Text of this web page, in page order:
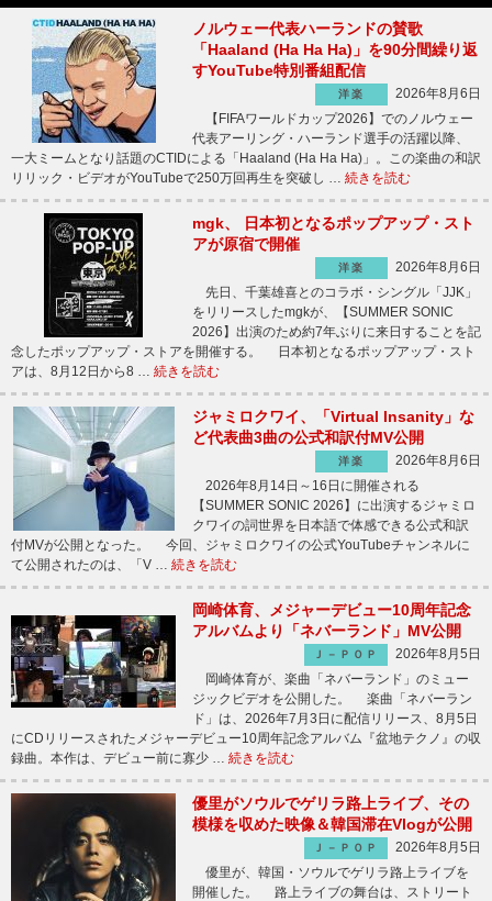
ノルウェー代表ハーランドの賛歌
「Haaland (Ha Ha Ha)」を90分間繰り返
すYouTube特別番組配信
洋楽
2026年8月6日
【FIFAワールドカップ2026】でのノルウェー
代表アーリング・ハーランド選手の活躍以降、
一大ミームとなり話題のCTIDによる「Haaland (Ha Ha Ha)」。この楽曲の和訳
リリック・ビデオがYouTubeで250万回再生を突破し … 続きを読む
mgk、 日本初となるポップアップ・スト
アが原宿で開催
洋楽
2026年8月6日
先日、千葉雄喜とのコラボ・シングル「JJK」
をリリースしたmgkが、【SUMMER SONIC
2026】出演のため約7年ぶりに来日することを記
念したポップアップ・ストアを開催する。 日本初となるポップアップ・スト
アは、8月12日から8 … 続きを読む
ジャミロクワイ、「Virtual Insanity」な
ど代表曲3曲の公式和訳付MV公開
洋楽
2026年8月6日
2026年8月14日～16日に開催される
【SUMMER SONIC 2026】に出演するジャミロ
クワイの詞世界を日本語で体感できる公式和訳
付MVが公開となった。 今回、ジャミロクワイの公式YouTubeチャンネルに
て公開されたのは、「V … 続きを読む
岡崎体育、メジャーデビュー10周年記念
アルバムより「ネバーランド」MV公開
Ｊ－ＰＯＰ
2026年8月5日
岡崎体育が、楽曲「ネバーランド」のミュー
ジックビデオを公開した。 楽曲「ネバーラン
ド」は、2026年7月3日に配信リリース、8月5日
にCDリリースされたメジャーデビュー10周年記念アルバム『盆地テクノ』の収
録曲。本作は、デビュー前に寡少 … 続きを読む
優里がソウルでゲリラ路上ライブ、その
模様を収めた映像＆韓国滞在Vlogが公開
Ｊ－ＰＯＰ
2026年8月5日
優里が、韓国・ソウルでゲリラ路上ライブを
開催した。 路上ライブの舞台は、ストリート